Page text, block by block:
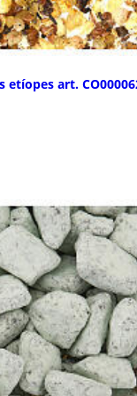
etíopes art.